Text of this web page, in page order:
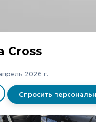
Cross
2026 г.
Спросить